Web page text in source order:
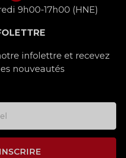
9h00-17h00 (HNE)
infolettre et recevez
nouveautés